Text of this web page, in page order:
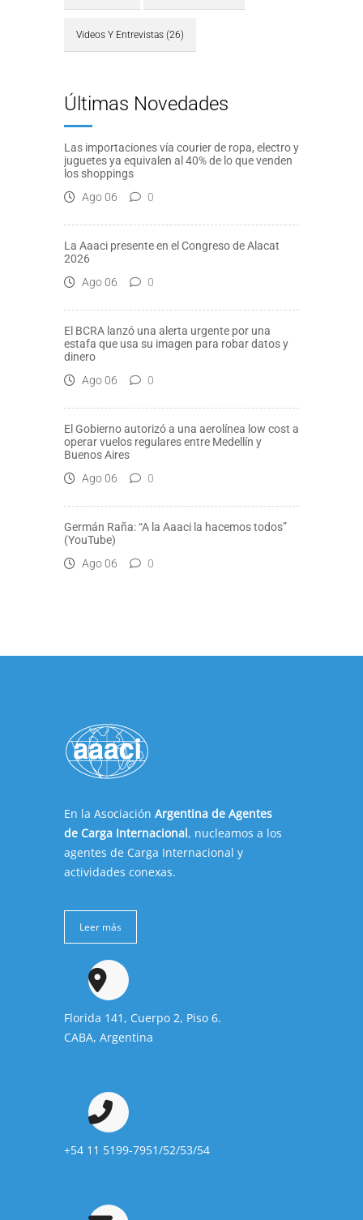
Videos Y Entrevistas (26)
Últimas Novedades
Las importaciones vía courier de ropa, electro y
juguetes ya equivalen al 40% de lo que venden
los shoppings
Ago 06
0
La Aaaci presente en el Congreso de Alacat
2026
Ago 06
0
El BCRA lanzó una alerta urgente por una
estafa que usa su imagen para robar datos y
dinero
Ago 06
0
El Gobierno autorizó a una aerolínea low cost a
operar vuelos regulares entre Medellín y
Buenos Aires
Ago 06
0
Germán Raña: “A la Aaaci la hacemos todos”
(YouTube)
Ago 06
0
En la Asociación Argentina de Agentes
de Carga Internacional, nucleamos a los
agentes de Carga Internacional y
actividades conexas.
Leer más
Florida 141, Cuerpo 2, Piso 6.
CABA, Argentina
+54 11 5199-7951/52/53/54